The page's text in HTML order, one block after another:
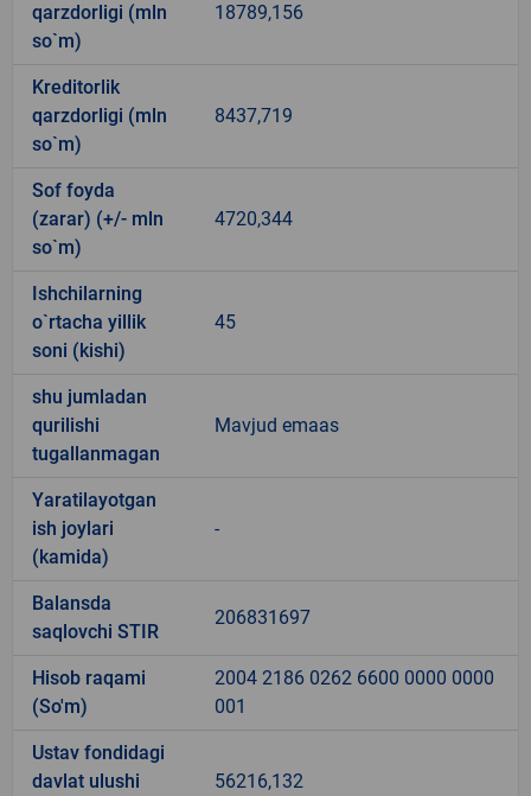
qarzdorligi (mln
so`m)
18789,156
Kreditorlik
qarzdorligi (mln
so`m)
8437,719
Sof foyda
(zarar) (+/- mln
so`m)
4720,344
Ishchilarning
o`rtacha yillik
soni (kishi)
45
shu jumladan
qurilishi
tugallanmagan
Mavjud emaas
Yaratilayotgan
ish joylari
(kamida)
-
Balansda
saqlovchi STIR
206831697
Hisob raqami
(So'm)
2004 2186 0262 6600 0000 0000
001
Ustav fondidagi
davlat ulushi
56216,132